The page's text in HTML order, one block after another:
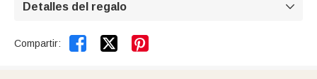
Detalles del regalo 
Compartir:  